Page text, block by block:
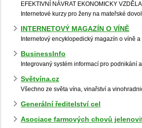
EFEKTIVNÍ NÁVRAT EKONOMICKY
Internetové kurzy pro ženy na mateřské
INTERNETOVÝ MAGAZÍN O VÍNĚ
Internetový encyklopedický magazín o víně
BusinessInfo
Integrovaný systém informací pro podnikání
Světvína.cz
Všechno ze světa vína, vinařství a
Generální ředitelství cel
Asociace farmových chovů